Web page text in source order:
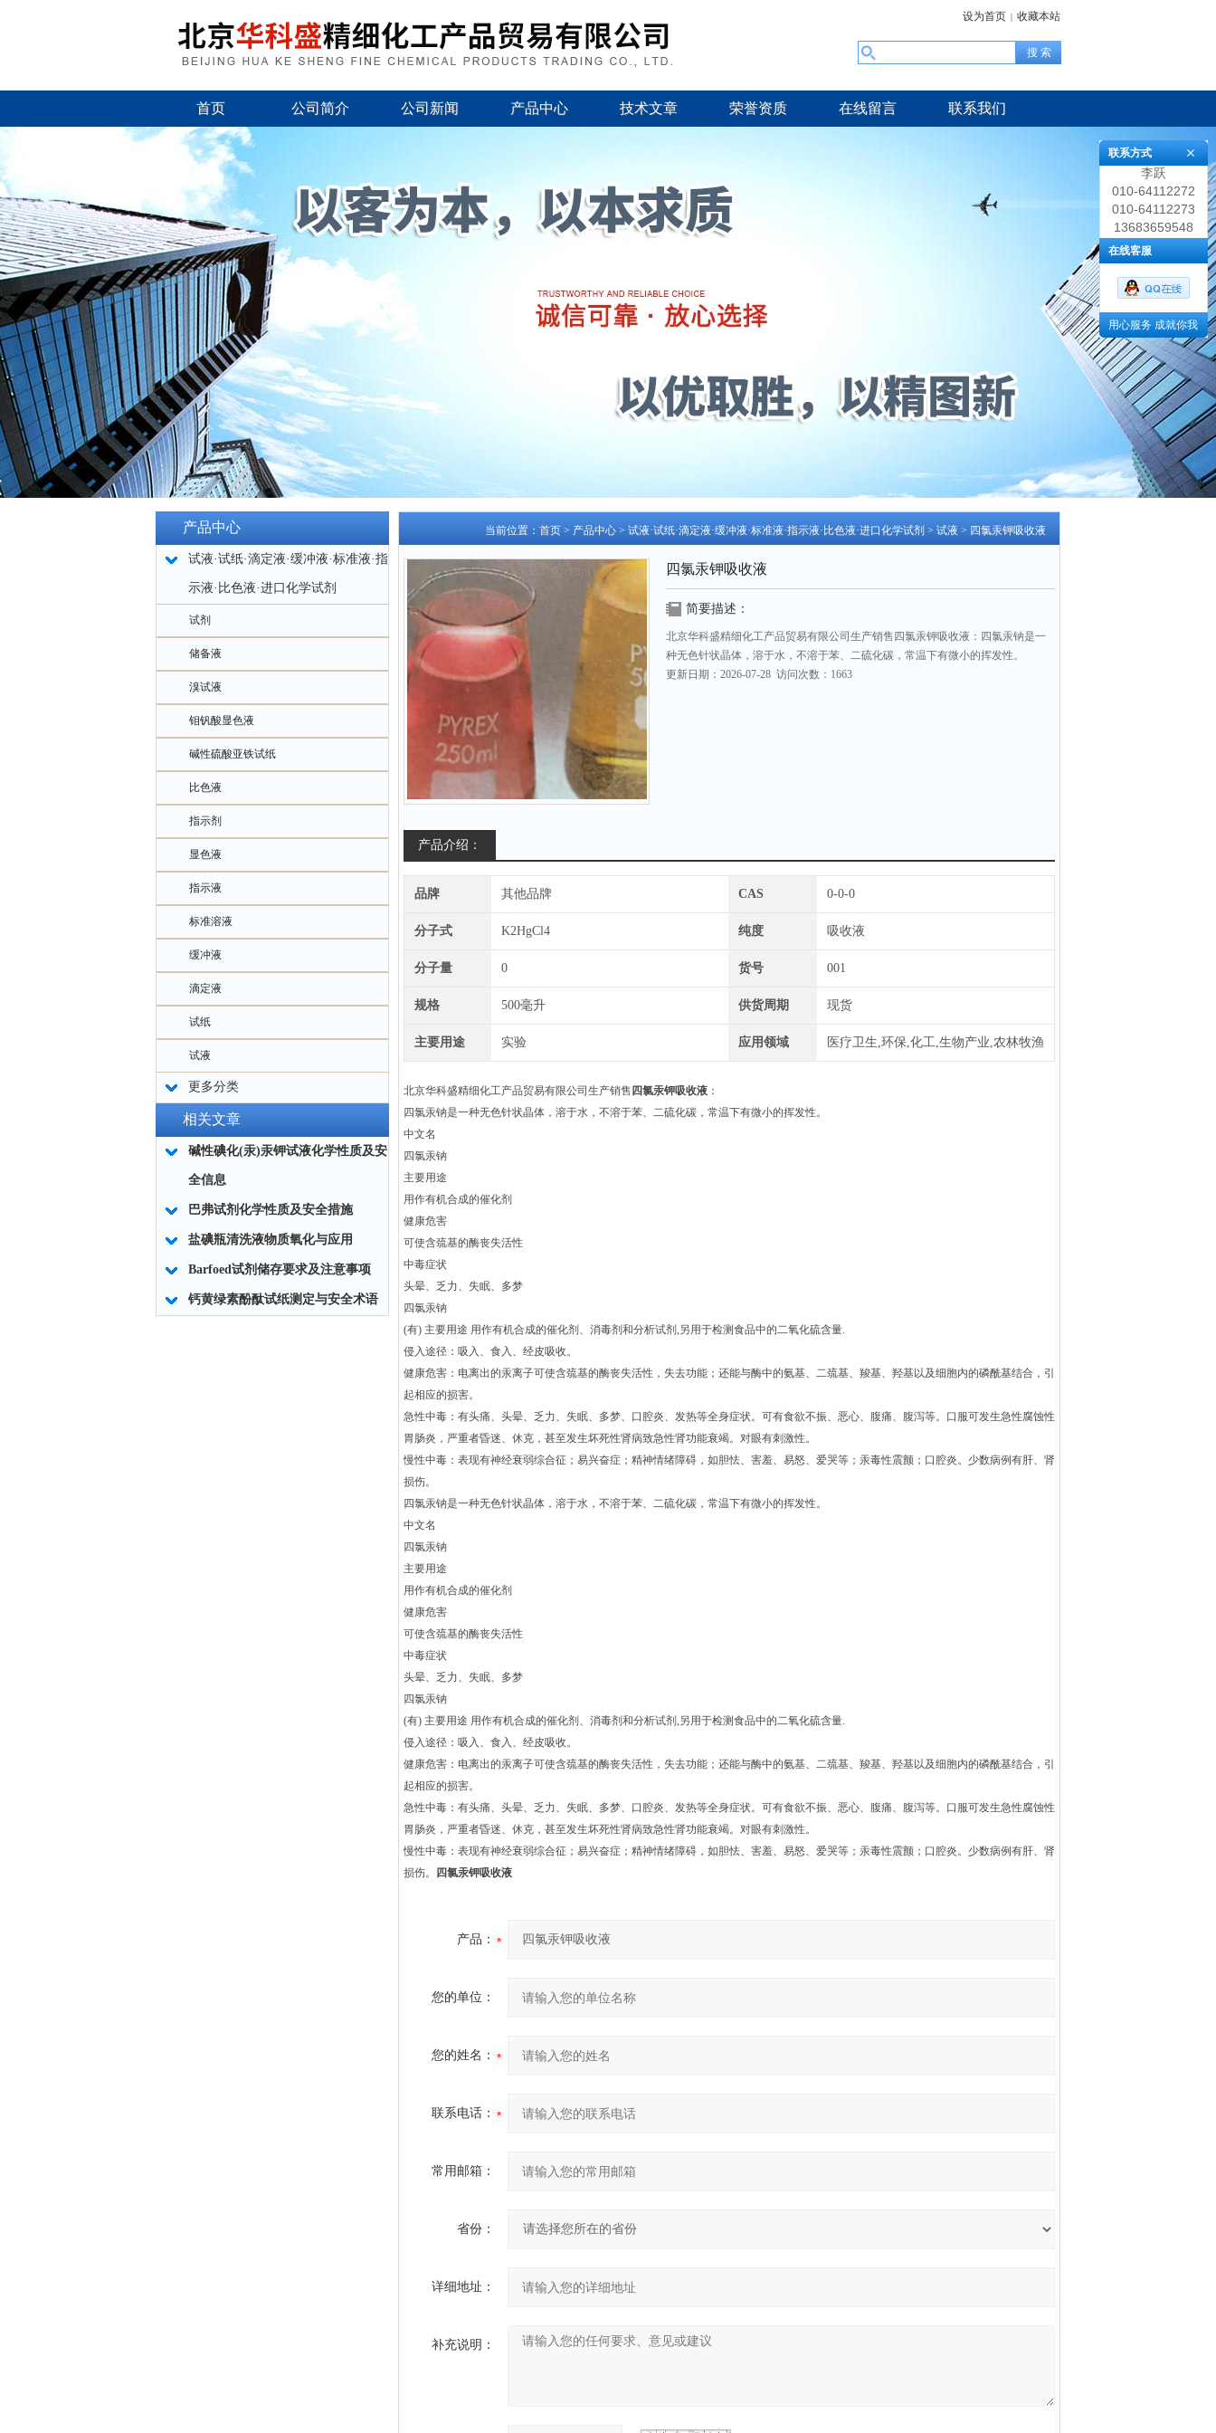
设为首页 | 收藏本站
首页 公司简介 公司新闻 产品中心 技术文章 荣誉资质 在线留言 联系我们
产品中心
试液·试纸·滴定液·缓冲液·标准液·指
示液·比色液·进口化学试剂
试剂
储备液
溴试液
钼钒酸显色液
碱性硫酸亚铁试纸
比色液
指示剂
显色液
指示液
标准溶液
缓冲液
滴定液
试纸
试液
更多分类
相关文章
碱性碘化(汞)汞钾试液化学性质及安
全信息
巴弗试剂化学性质及安全措施
盐碘瓶清洗液物质氧化与应用
Barfoed试剂储存要求及注意事项
钙黄绿素酚酞试纸测定与安全术语
当前位置： 首页 > 产品中心 > 试液·试纸·滴定液·缓冲液·标准液·指示液·比色液·进口化学试剂 > 试液 > 四氯汞钾吸收液
四氯汞钾吸收液
简要描述：
北京华科盛精细化工产品贸易有限公司生产销售四氯汞钾吸收液：四氯汞钠是一
种无色针状晶体，溶于水，不溶于苯、二硫化碳，常温下有微小的挥发性。
更新日期：2026-07-28 访问次数：1663
产品介绍：
品牌 其他品牌 CAS 0-0-0
分子式 K2HgCl4 纯度 吸收液
分子量 0 货号 001
规格 500毫升 供货周期 现货
主要用途 实验 应用领域 医疗卫生,环保,化工,生物产业,农林牧渔
北京华科盛精细化工产品贸易有限公司生产销售 四氯汞钾吸收液 ：
四氯汞钠是一种无色针状晶体，溶于水，不溶于苯、二硫化碳，常温下有微小的挥发性。
中文名
四氯汞钠
主要用途
用作有机合成的催化剂
健康危害
可使含巯基的酶丧失活性
中毒症状
头晕、乏力、失眠、多梦
四氯汞钠
(有) 主要用途 用作有机合成的催化剂、消毒剂和分析试剂,另用于检测食品中的二氧化硫含量.
侵入途径：吸入、食入、经皮吸收。
健康危害：电离出的汞离子可使含巯基的酶丧失活性，失去功能；还能与酶中的氨基、二巯基、羧基、羟基以及细胞内的磷酰基结合，引
起相应的损害。
急性中毒：有头痛、头晕、乏力、失眠、多梦、口腔炎、发热等全身症状。可有食欲不振、恶心、腹痛、腹泻等。口服可发生急性腐蚀性
胃肠炎，严重者昏迷、休克，甚至发生坏死性肾病致急性肾功能衰竭。对眼有刺激性。
慢性中毒：表现有神经衰弱综合征；易兴奋症；精神情绪障碍，如胆怯、害羞、易怒、爱哭等；汞毒性震颤；口腔炎。少数病例有肝、肾
损伤。
四氯汞钠是一种无色针状晶体，溶于水，不溶于苯、二硫化碳，常温下有微小的挥发性。
中文名
四氯汞钠
主要用途
用作有机合成的催化剂
健康危害
可使含巯基的酶丧失活性
中毒症状
头晕、乏力、失眠、多梦
四氯汞钠
(有) 主要用途 用作有机合成的催化剂、消毒剂和分析试剂,另用于检测食品中的二氧化硫含量.
侵入途径：吸入、食入、经皮吸收。
健康危害：电离出的汞离子可使含巯基的酶丧失活性，失去功能；还能与酶中的氨基、二巯基、羧基、羟基以及细胞内的磷酰基结合，引
起相应的损害。
急性中毒：有头痛、头晕、乏力、失眠、多梦、口腔炎、发热等全身症状。可有食欲不振、恶心、腹痛、腹泻等。口服可发生急性腐蚀性
胃肠炎，严重者昏迷、休克，甚至发生坏死性肾病致急性肾功能衰竭。对眼有刺激性。
慢性中毒：表现有神经衰弱综合征；易兴奋症；精神情绪障碍，如胆怯、害羞、易怒、爱哭等；汞毒性震颤；口腔炎。少数病例有肝、肾
损伤。
四氯汞钾吸收液
产品：
您的单位：
您的姓名：
联系电话：
常用邮箱：
省份：
详细地址：
补充说明：
联系方式
李跃
010-64112272
010-64112273
13683659548
在线客服
用心服务 成就你我